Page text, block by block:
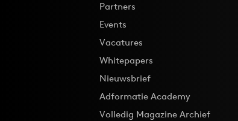
Partners
Events
Vacatures
Whitepapers
Nieuwsbrief
Adformatie Academy
Volledig Magazine Archief